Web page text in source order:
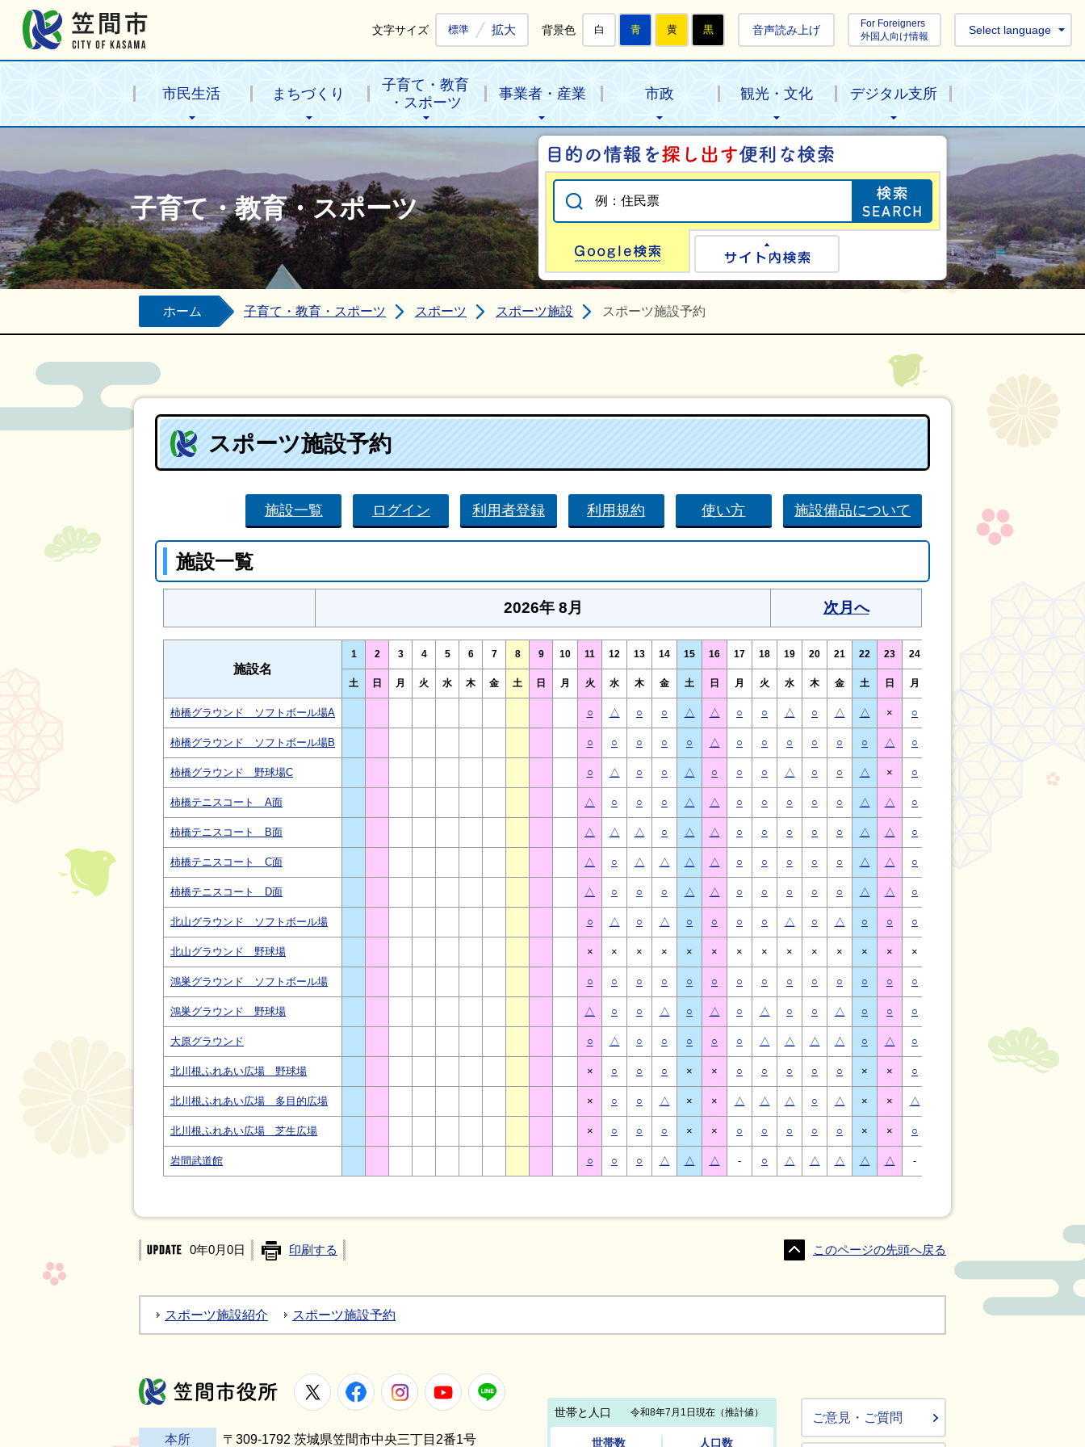
文字サイズ 標準 拡大 背景色 白 青 黄 黒 音声読み上げ
For Foreigners
外国人向け情報
Select language
市民生活 まちづくり
子育て・教育
・スポーツ
事業者・産業 市政 観光・文化 デジタル支所
子育て・教育・スポーツ
目的の情報を探
Google検索
ホーム 子育て・教育・スポーツ スポーツ スポーツ施設 スポーツ施設予約
スポーツ施設予約
施設一覧 ログイン 利用者登録 利用規約 使い方 施設備品について
施設一覧
2026年 8月 次月へ
施設名
1 2 3 4 5 6 7 8 9 10 11 12 13 14 15 16 17 18 19 20 21 22 23 24
土 日 月 火 水 木 金 土 日 月 火 水 木 金 土 日 月 火 水 木 金 土 日 月
柿橋グラウンド ソフトボール場A ○ △ ○ ○ △ △ ○ ○ △ ○ △ △ × ○
柿橋グラウンド ソフトボール場B ○ ○ ○ ○ ○ △ ○ ○ ○ ○ ○ ○ △ ○ ○
柿橋グラウンド 野球場C ○ △ ○ ○ △ ○ ○ ○ △ ○ ○ △ × ○
柿橋テニスコート A面 △ ○ ○ ○ △ △ ○ ○ ○ ○ ○ △ △ ○
柿橋テニスコート B面 △ △ △ ○ △ △ ○ ○ ○ ○ ○ △ △ ○
柿橋テニスコート C面 △ ○ △ △ △ △ ○ ○ ○ ○ ○ △ △ ○
柿橋テニスコート D面 △ ○ ○ ○ △ △ ○ ○ ○ ○ ○ △ △ ○
北山グラウンド ソフトボール場 ○ △ ○ △ ○ ○ ○ ○ △ ○ △ ○ ○ ○
北山グラウンド 野球場 × × × × × × × × × × × × × ×
鴻巣グラウンド ソフトボール場 ○ ○ ○ ○ ○ ○ ○ ○ ○ ○ ○ ○ ○ ○
鴻巣グラウンド 野球場 △ ○ ○ △ ○ △ ○ △ ○ ○ △ ○ ○ ○
大原グラウンド ○ △ ○ ○ ○ ○ ○ △ △ △ △ ○ △ ○ △ △ ○
北川根ふれあい広場 野球場 × ○ ○ ○ × × ○ ○ ○ ○ ○ × × ○ ×
北川根ふれあい広場 多目的広場 × ○ ○ △ × × △ △ △ ○ △ × × △
北川根ふれあい広場 芝生広場 × ○ ○ ○ × × ○ ○ ○ ○ ○ × × ○
岩間武道館 ○ ○ ○ △ △ △ - ○ △ △ △ △ △ -
0年0月0日 印刷する このページの先頭へ戻る
スポーツ施設紹介 スポーツ施設予約
笠間市役所
X FacebookInstagramYoutube
本所 〒309-1792 茨城県笠間市中央三丁目2番1号
ご意見・ご質問